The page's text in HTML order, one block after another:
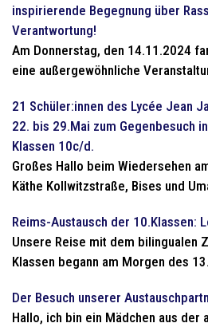
inspirierende Begegnung über
Verantwortung!
Am Donnerstag, den 14.11.2024
eine außergewöhnliche
21 Schüler:innen des Lycée Jean
22. bis 29.Mai zum Gegenbesuch
Klassen 10c/d.
Großes Hallo beim Wiedersehen
Käthe Kollwitzstraße, Bises und
Reims-Austausch der 10.Klassen:
Unsere Reise mit dem bilingualen
Klassen begann am Morgen des
Der Besuch unserer
Hallo, ich bin ein Mädchen aus der